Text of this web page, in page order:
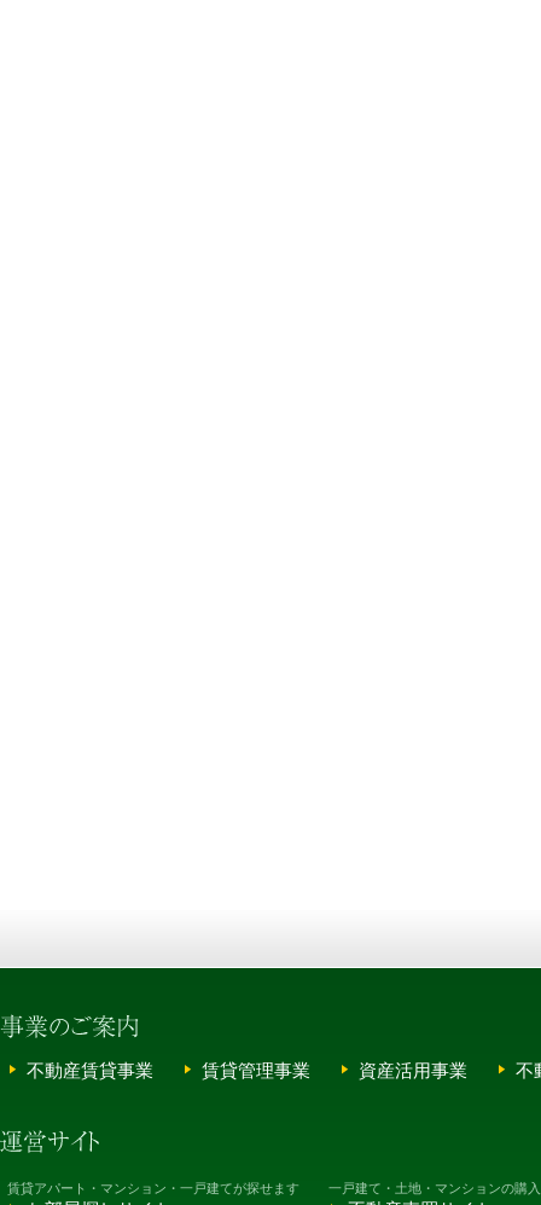
不動産賃貸事業 賃貸管理事業 資産活用事業 不
賃貸アパート・マンション・一戸建てが探せます 一戸建て・土地・マンションの購入